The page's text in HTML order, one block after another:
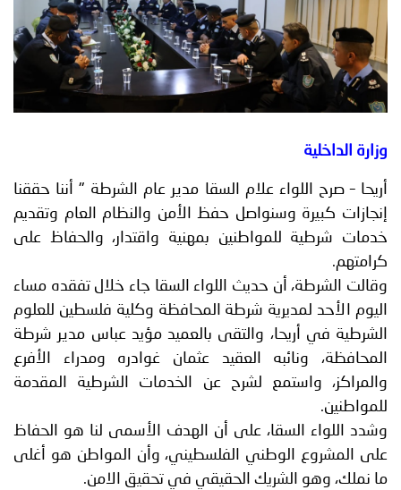
وفيديو
مجلة
أصداء
الأمانة
إعلانات
من
وزارة الداخلية
أريحا – صرح اللواء علام السقا مدير عام الشرطة " أننا حققنا
إنجازات كبيرة وسنواصل حفظ الأمن والنظام العام وتقديم
خدمات شرطية للمواطنين بمهنية واقتدار، والحفاظ على
كرامتهم.
وقالت الشرطة، أن حديث اللواء السقا جاء خلال تفقده مساء
اليوم الأحد لمديرية شرطة المحافظة وكلية فلسطين للعلوم
الشرطية في أريحا، والتقى بالعميد مؤيد عباس مدير شرطة
المحافظة، ونائبه العقيد عثمان غوادره ومدراء الأفرع
والمراكز، واستمع لشرح عن الخدمات الشرطية المقدمة
للمواطنين.
وشدد اللواء السقا، على أن الهدف الأسمى لنا هو الحفاظ
على المشروع الوطني الفلسطيني، وأن المواطن هو أغلى
ما نملك، وهو الشريك الحقيقي في تحقيق الامن.